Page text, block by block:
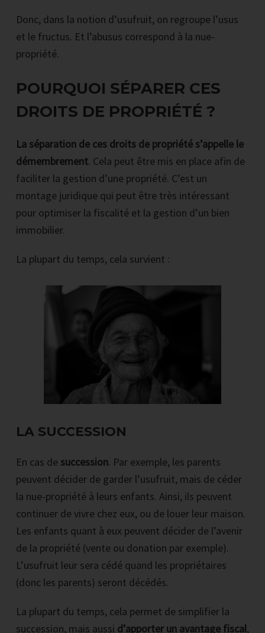
Donc, dans la notion d’usufruit, on regroupe l’usus
et le fructus. Et l’abusus correspond à la nue-
propriété.
POURQUOI SÉPARER CES
DROITS DE PROPRIÉTÉ ?
La séparation de ces droits de propriété s’appelle le
démembrement. Cela peut être mis en place afin de
faciliter la gestion d’une propriété. C’est un
montage juridique qui peut être très intéressant
pour optimiser la fiscalité et la gestion d’un bien
immobilier.
La plupart du temps, cela survient :
LA SUCCESSION
En cas de succession. Par exemple, les parents
peuvent décider de garder l’usufruit, mais de céder
la nue-propriété à leurs enfants. Ainsi, ils peuvent
continuer de vivre chez eux, ou de louer leur maison.
Les enfants quant à eux peuvent décider de l’avenir
de la propriété (vente ou donation par exemple).
L’usufruit leur sera cédé quand les propriétaires
(donc les parents) seront décédés.
La plupart du temps, cela permet de simplifier la
succession, mais aussi d’apporter un avantage fiscal,